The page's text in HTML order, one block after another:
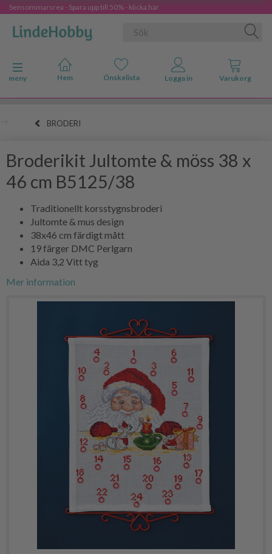
Sensommarsrea - Spara upp till 50% - klicka här
Ändra navigering
meny
BRODERI
Broderikit Jultomte & möss 38 x
46 cm B5125/38
Traditionellt korsstygnsbroderi
Jultomte & mus design
38x46 cm färdigt mått
19 färger DMC Perlgarn
Aida 3,2 Vitt tyg
Mer information